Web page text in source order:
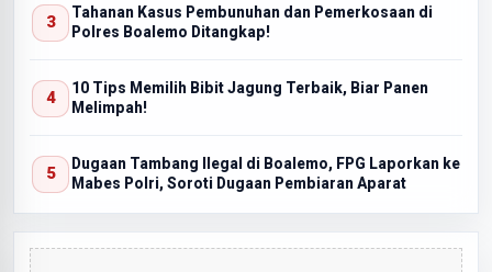
Tahanan Kasus Pembunuhan dan Pemerkosaan di
Polres Boalemo Ditangkap!
10 Tips Memilih Bibit Jagung Terbaik, Biar Panen
Melimpah!
Dugaan Tambang Ilegal di Boalemo, FPG Laporkan ke
Mabes Polri, Soroti Dugaan Pembiaran Aparat